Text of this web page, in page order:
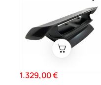
Precio
1.329,00 €